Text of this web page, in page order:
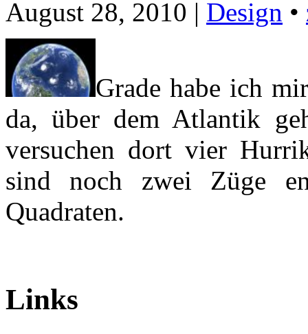
August 28, 2010 | Design •
Grade habe ich
da, über dem Atlantik
versuchen dort vier
sind noch zwei Züge
Quadraten.
Links